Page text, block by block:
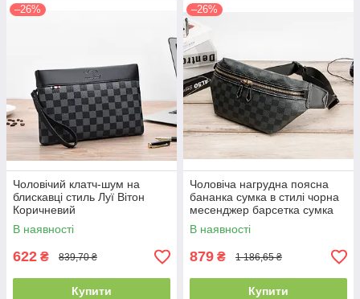
–26%
Чоловічий клатч-шум на
блискавці стиль Луї Вітон
Коричневий
В наявності
622 ₴ 839,70 ₴
Купити
–26%
Чоловіча нагрудна поясна
бананка сумка в стилі чорна
месенджер барсетка сумка
на пояс слінг через
плече(PS)
В наявності
879 ₴ 1 186,65 ₴
Купити